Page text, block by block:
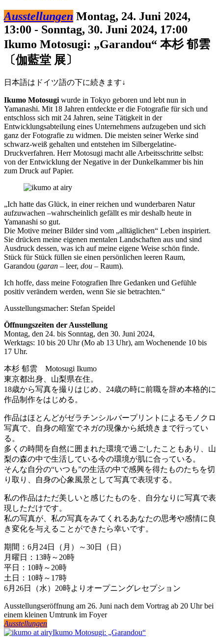
Ausstellungen Montag, 24. Juni 2024,
13:00 - Sonntag, 30. Juni 2024, 17:00
Ikumo Motosugi: „Garandou“ 本杉 郁雲
〔伽藍堂 展〕
日本語はドイツ語の下に続きます↓
Ikumo Motosugi wurde in Tokyo geboren und lebt nun in
Yamanashi. Mit 18 Jahren entdeckte er die Fotografie für sich und
entschloss sich mit 24 Jahren, seine Tätigkeit in der
Entwicklungsabteilung eines Unternehmens aufzugeben und sich
ganz der Fotografie zu widmen. Die meisten seiner Werke sind
schwarz-weiß gehalten und entstehen im Silbergelatine-
Druckverfahren. Herr Motosugi macht alle Arbeitsschritte selbst:
von der Entwicklung der Negative in der Dunkelkammer bis hin
zum Druck auf Papier.
„Ich hatte das Glück, in einer reichen und wunderbaren Natur
aufzuwachen –wahrscheinlich gefällt es mir deshalb heute in
Yamanashi so gut.
Die Motive meiner Bilder sind vom „alltäglichen“ Leben inspiriert.
Sie drücken meine eigenen mentalen Landschaften aus und sind
Ausdruck dessen, was ich auf meine eigene Weise schön finde.
Stück für Stück füllen sie einen persönlichen leeren Raum,
Garandou (garan – leer, dou – Raum).
Ich hoffe, dass meine Fotografien Ihre Gedanken und Gefühle
positiv verändern werden, wenn Sie sie betrachten.“
Ausstellungsmacher: Stefan Speidel
Öffnungszeiten der Ausstellung
Montag, den 24. bis Sonntag, den 30. Juni 2024,
Werktags: 10 bis 20 Uhr (Mo ab 13 Uhr), am Wochenende 10 bis
17 Uhr.
本杉 郁雲 Motosugi Ikumo
東京都出身、山梨県在住。
18歳から写真を撮りはじめ、24歳の時に前職を辞め本格的に
作品制作をはじめる。
作品はほとんどがゼラチンシルバープリントによるモノクロ
写真で、自身の暗室でネガの現像から紙焼きまで行ってい
る。
多くの時間を自然に囲まれた環境で過ごしたこともあり、山
梨の森の中で生活している今の環境が肌に合っている。
そんな自分の“いつも”の生活の中で感興を得たものたちを切
り取り、自身の心象風景として写真で表現する。
私の作品はただ美しいと感じたものを、自分なりに写真で表
現しただけです。
私の写真が、私の写真をみてくれるあなたの思考や感情に良
き変化を与えることができたら幸いです。
期間：6月24日（月）～30日（日）
月曜日：13時～20時
平日：10時～20時
土日：10時～17時
6月26日（水）20時よりオープニングレセプション
Ausstellungseröffnung am 26. Juni nach dem Vortrag ab 20 Uhr bei
einem kleinen Umtrunk im Foyer
Ausstellungen
Ikumo Motosugi: „Garandou“